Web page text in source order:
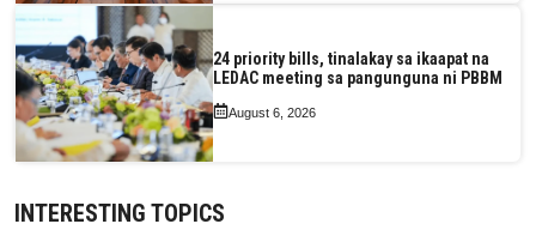
24 priority bills, tinalakay sa ikaapat na
LEDAC meeting sa pangunguna ni PBBM
August 6, 2026
INTERESTING TOPICS